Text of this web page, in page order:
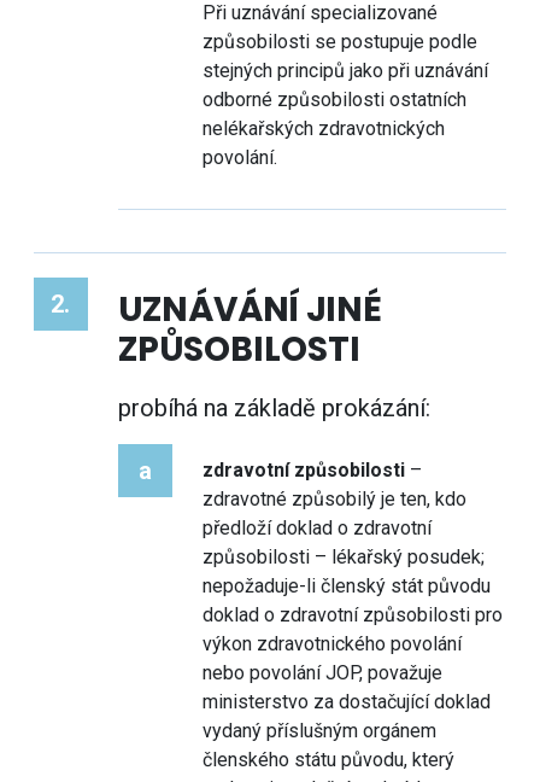
Při uznávání specializované
způsobilosti se postupuje podle
stejných principů jako při uznávání
odborné způsobilosti ostatních
nelékařských zdravotnických
povolání.
2.
UZNÁVÁNÍ JINÉ
ZPŮSOBILOSTI
probíhá na základě prokázání:
a zdravotní způsobilosti–
zdravotné způsobilý je ten, kdo
předloží doklad o zdravotní
způsobilosti – lékařský posudek;
nepožaduje-li členský stát původu
doklad o zdravotní způsobilosti pro
výkon zdravotnického povolání
nebo povolání JOP, považuje
ministerstvo za dostačující doklad
vydaný příslušným orgánem
členského státu původu, který